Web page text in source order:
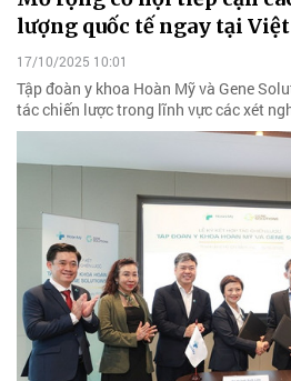
lượng quốc tế ngay tại
17/10/2025 10:01
Tập đoàn y khoa Hoàn Mỹ và Gene
tác chiến lược trong lĩnh vực các xét